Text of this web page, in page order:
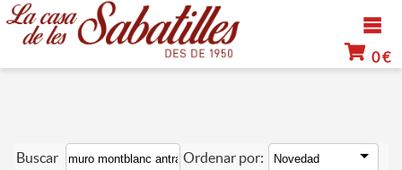
0 €
Buscar Ordenar por: